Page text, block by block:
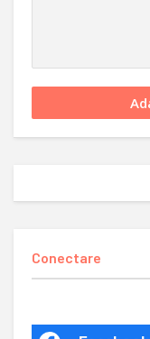
Conectare